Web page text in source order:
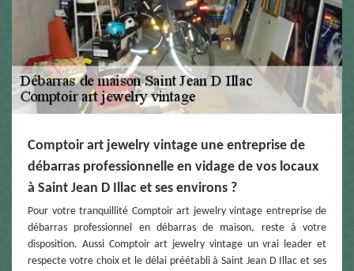
Comptoir art jewelry vintage une entreprise de
débarras professionnelle en vidage de vos locaux
à Saint Jean D Illac et ses environs ?
Pour votre tranquillité Comptoir art jewelry vintage entreprise de
débarras professionnel en débarras de maison, reste à votre
disposition. Aussi Comptoir art jewelry vintage un vrai leader et
respecte votre choix et le délai préétabli à Saint Jean D Illac et ses